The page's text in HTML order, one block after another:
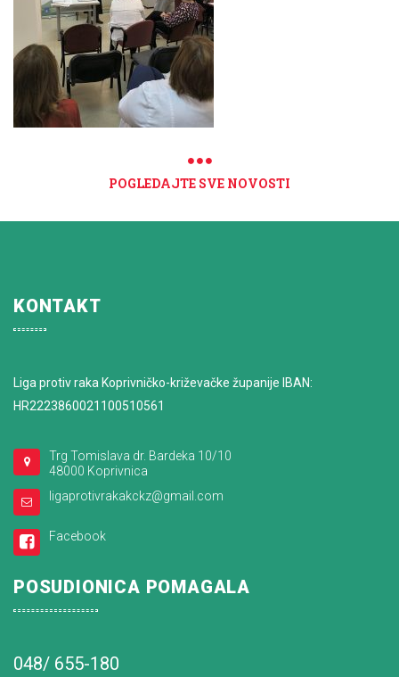
POGLEDAJTE SVE NOVOSTI
KONTAKT
Liga protiv raka Koprivničko-križevačke županije IBAN:
HR2223860021100510561
Trg Tomislava dr. Bardeka 10/10
48000 Koprivnica
ligaprotivrakakckz@gmail.com
Facebook
POSUDIONICA POMAGALA
048/ 655-180